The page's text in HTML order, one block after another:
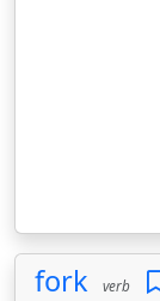
fork verb